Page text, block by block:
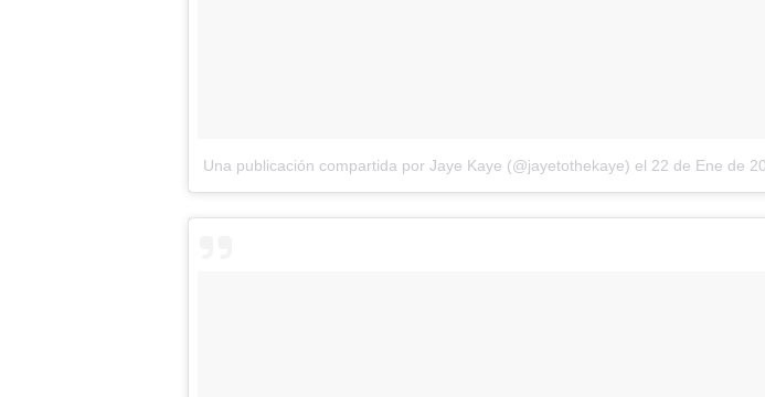
Una publicación compartida por Jaye Kaye (@jayetothekaye) el 22 de Ene de